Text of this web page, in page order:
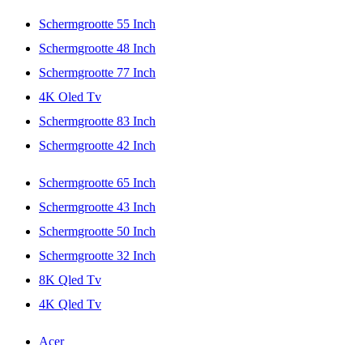
Schermgrootte 55 Inch
Schermgrootte 48 Inch
Schermgrootte 77 Inch
4K Oled Tv
Schermgrootte 83 Inch
Schermgrootte 42 Inch
Schermgrootte 65 Inch
Schermgrootte 43 Inch
Schermgrootte 50 Inch
Schermgrootte 32 Inch
8K Qled Tv
4K Qled Tv
Acer